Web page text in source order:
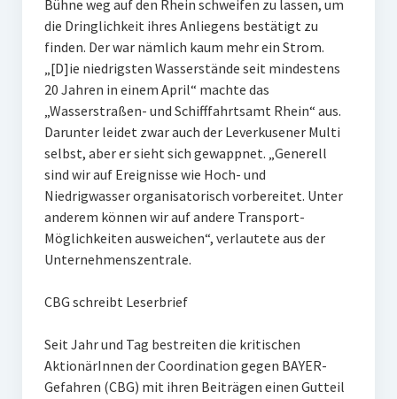
Bühne weg auf den Rhein schweifen zu lassen, um
die Dringlichkeit ihres Anliegens bestätigt zu
finden. Der war nämlich kaum mehr ein Strom.
„[D]ie niedrigsten Wasserstände seit mindestens
20 Jahren in einem April“ machte das
„Wasserstraßen- und Schifffahrtsamt Rhein“ aus.
Darunter leidet zwar auch der Leverkusener Multi
selbst, aber er sieht sich gewappnet. „Generell
sind wir auf Ereignisse wie Hoch- und
Niedrigwasser organisatorisch vorbereitet. Unter
anderem können wir auf andere Transport-
Möglichkeiten ausweichen“, verlautete aus der
Unternehmenszentrale.
CBG schreibt Leserbrief
Seit Jahr und Tag bestreiten die kritischen
AktionärInnen der Coordination gegen BAYER-
Gefahren (CBG) mit ihren Beiträgen einen Gutteil